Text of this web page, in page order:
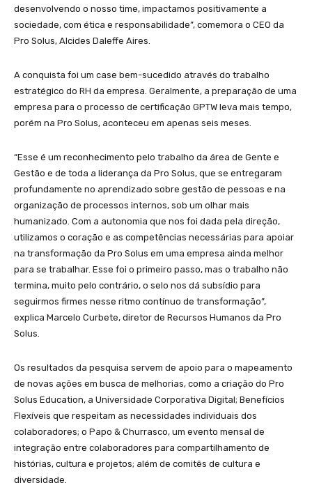
desenvolvendo o nosso time, impactamos positivamente a
sociedade, com ética e responsabilidade”, comemora o CEO da
Pro Solus, Alcides Daleffe Aires.
A conquista foi um case bem-sucedido através do trabalho
estratégico do RH da empresa. Geralmente, a preparação de uma
empresa para o processo de certificação GPTW leva mais tempo,
porém na Pro Solus, aconteceu em apenas seis meses.
“Esse é um reconhecimento pelo trabalho da área de Gente e
Gestão e de toda a liderança da Pro Solus, que se entregaram
profundamente no aprendizado sobre gestão de pessoas e na
organização de processos internos, sob um olhar mais
humanizado. Com a autonomia que nos foi dada pela direção,
utilizamos o coração e as competências necessárias para apoiar
na transformação da Pro Solus em uma empresa ainda melhor
para se trabalhar. Esse foi o primeiro passo, mas o trabalho não
termina, muito pelo contrário, o selo nos dá subsídio para
seguirmos firmes nesse ritmo contínuo de transformação”,
explica Marcelo Curbete, diretor de Recursos Humanos da Pro
Solus.
Os resultados da pesquisa servem de apoio para o mapeamento
de novas ações em busca de melhorias, como a criação do Pro
Solus Education, a Universidade Corporativa Digital; Benefícios
Flexíveis que respeitam as necessidades individuais dos
colaboradores; o Papo & Churrasco, um evento mensal de
integração entre colaboradores para compartilhamento de
histórias, cultura e projetos; além de comitês de cultura e
diversidade.